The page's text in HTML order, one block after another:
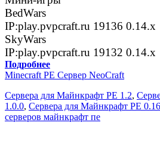
BedWars
IP:play.pvpcraft.ru 19136 0.14.x
SkyWars
IP:play.pvpcraft.ru 19132 0.14.x
Подробнее
Minecraft PE Сервер NeoCraft
Сервера для Майнкрафт PE 1.2,
1.0.0, Сервера для Майнкрафт PE
серверов майнкрафт пе